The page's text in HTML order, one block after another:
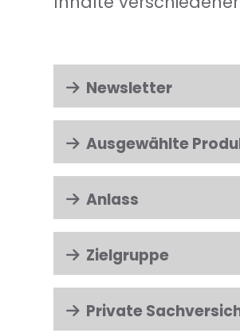
Newsletter
Ausgewählte
Anlass
Zielgruppe
Private